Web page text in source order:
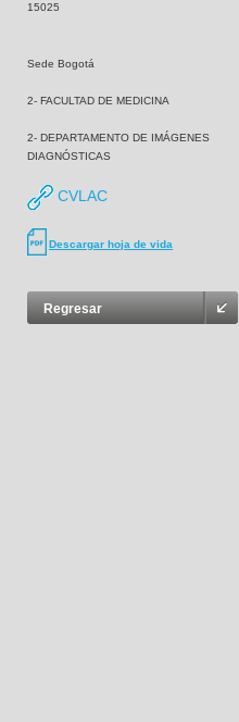
15025
Sede Bogotá
2- FACULTAD DE MEDICINA
2- DEPARTAMENTO DE IMÁGENES
DIAGNÓSTICAS
CVLAC
Descargar hoja de vida
Regresar